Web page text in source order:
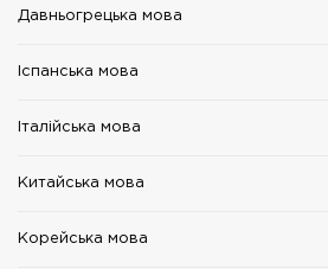
Давньогрецька мова
Іспанська мова
Італійська мова
Китайська мова
Корейська мова